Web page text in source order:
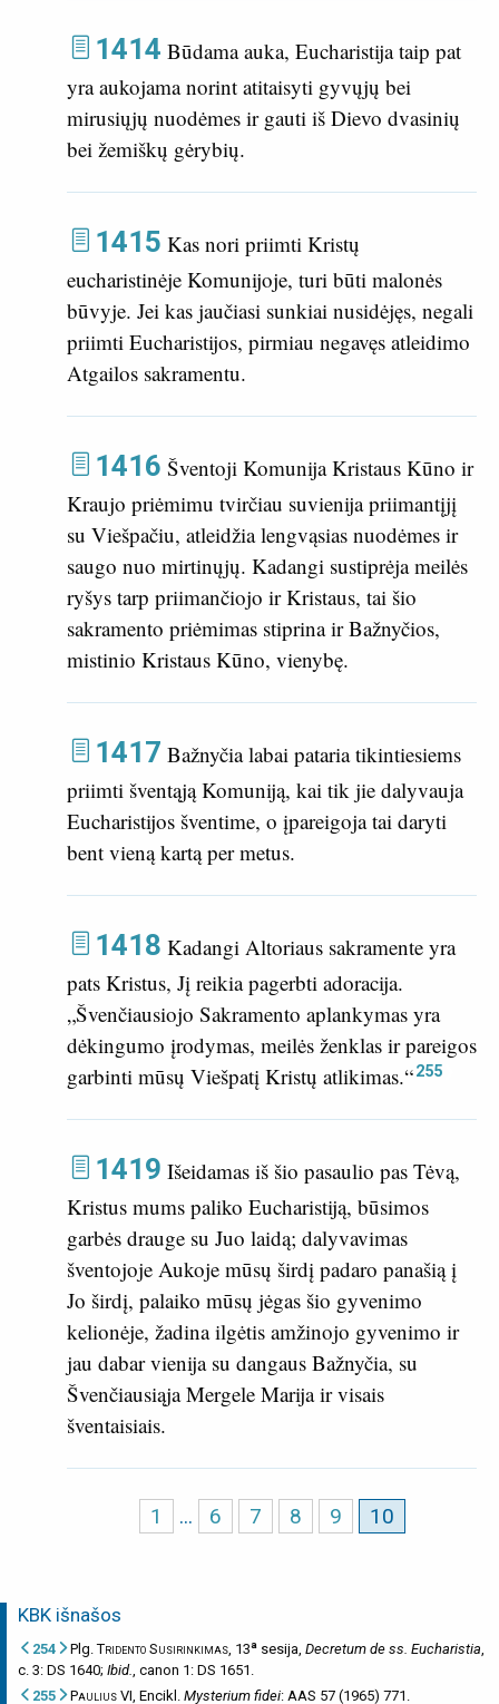
1414 Būdama auka, Eucharistija taip pat
yra aukojama norint atitaisyti gyvųjų bei
mirusiųjų nuodėmes ir gauti iš Dievo dvasinių
bei žemiškų gėrybių.
1415 Kas nori priimti Kristų
eucharistinėje Komunijoje, turi būti malonės
būvyje. Jei kas jaučiasi sunkiai nusidėjęs, negali
priimti Eucharistijos, pirmiau negavęs atleidimo
Atgailos sakramentu.
1416 Šventoji Komunija Kristaus Kūno ir
Kraujo priėmimu tvirčiau suvienija priimantįjį
su Viešpačiu, atleidžia lengvąsias nuodėmes ir
saugo nuo mirtinųjų. Kadangi sustiprėja meilės
ryšys tarp priimančiojo ir Kristaus, tai šio
sakramento priėmimas stiprina ir Bažnyčios,
mistinio Kristaus Kūno, vienybę.
1417 Bažnyčia labai pataria tikintiesiems
priimti šventąją Komuniją, kai tik jie dalyvauja
Eucharistijos šventime, o įpareigoja tai daryti
bent vieną kartą per metus.
1418 Kadangi Altoriaus sakramente yra
pats Kristus, Jį reikia pagerbti adoracija.
„Švenčiausiojo Sakramento aplankymas yra
dėkingumo įrodymas, meilės ženklas ir pareigos
garbinti mūsų Viešpatį Kristų atlikimas.“255
1419 Išeidamas iš šio pasaulio pas Tėvą,
Kristus mums paliko Eucharistiją, būsimos
garbės drauge su Juo laidą; dalyvavimas
šventojoje Aukoje mūsų širdį padaro panašią į
Jo širdį, palaiko mūsų jėgas šio gyvenimo
kelionėje, žadina ilgėtis amžinojo gyvenimo ir
jau dabar vienija su dangaus Bažnyčia, su
Švenčiausiąja Mergele Marija ir visais
šventaisiais.
1 ... 6 7 8 9 10
KBK išnašos
254 Plg.Tridento Susirinkimas, 13a sesija, Decretum de ss. Eucharistia,
c. 3: DS 1640; Ibid., canon 1: DS 1651.
255
Paulius VI, Encikl. Mysterium fidei: AAS 57 (1965) 771.